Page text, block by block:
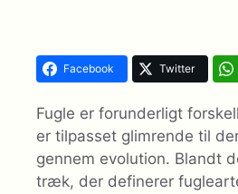
Facebook Twitter
Fugle er forunderligt
er tilpasset glimrende til
gennem evolution. Blandt
træk, der definerer